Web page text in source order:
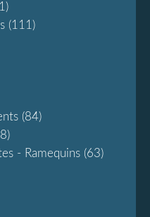
(111)
(84)
- Ramequins (63)